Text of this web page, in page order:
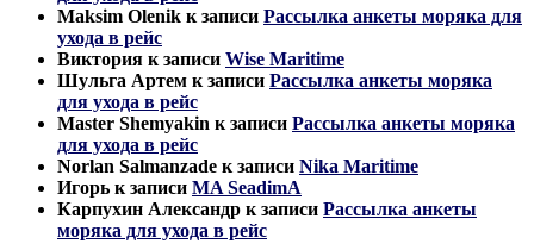
Maksim Olenik к записи Рассылка анкеты моряка для
ухода в рейс
Виктория к записи Wise Maritime
Шульга Артем к записи Рассылка анкеты моряка
для ухода в рейс
Master Shemyakin к записи Рассылка анкеты моряка
для ухода в рейс
Norlan Salmanzade к записи Nika Maritime
Игорь к записи MA SeadimA
Карпухин Александр к записи Рассылка анкеты
моряка для ухода в рейс